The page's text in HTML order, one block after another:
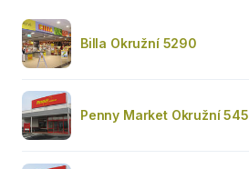
Billa Okružní 5290
Penny Market Okružní